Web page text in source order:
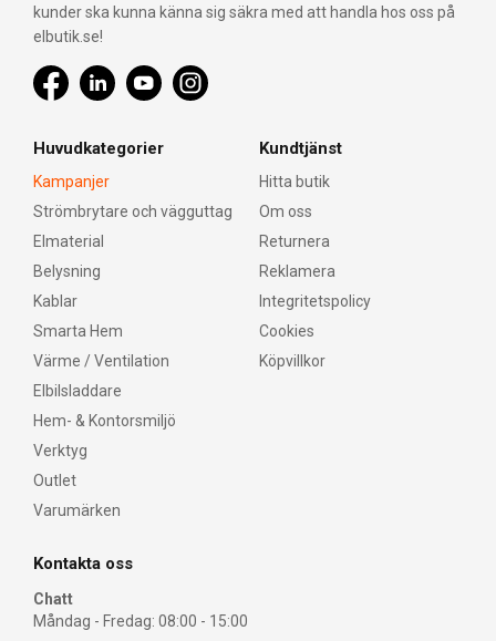
kunder ska kunna känna sig säkra med att handla hos oss på
elbutik.se!
Huvudkategorier
Kampanjer
Strömbrytare och vägguttag
Elmaterial
Belysning
Kablar
Smarta Hem
Värme / Ventilation
Elbilsladdare
Hem- & Kontorsmiljö
Verktyg
Outlet
Varumärken
Kundtjänst
Hitta butik
Om oss
Returnera
Reklamera
Integritetspolicy
Cookies
Köpvillkor
Kontakta oss
Chatt
Måndag - Fredag: 08:00 - 15:00